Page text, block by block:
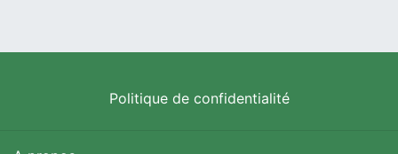
Politique de confidentialité